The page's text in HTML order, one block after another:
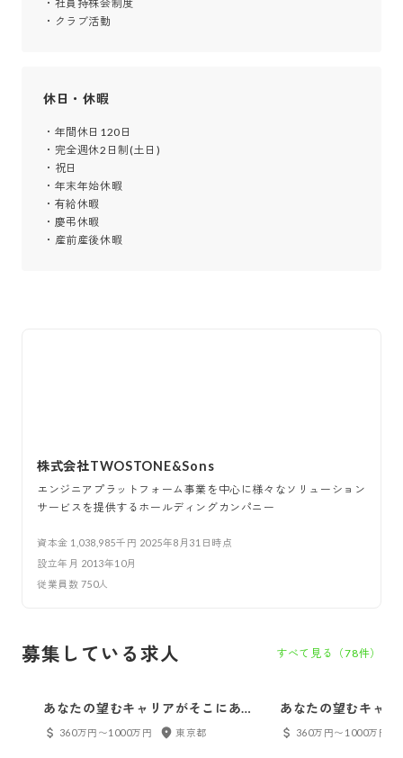
・社員持株会制度
・クラブ活動
休日・休暇
・年間休日120日
・完全週休2日制(土日)
・祝日
・年末年始休暇
・有給休暇
・慶弔休暇
・産前産後休暇
株式会社TWOSTONE&Sons
エンジニアプラットフォーム事業を中心に様々なソリューション
サービスを提供するホールディングカンパニー
資本金 1,038,985千円 2025年8月31日時点
設立年月 2013年10月
従業員数 750人
募集している求人 すべて見る（78件）
あなたの望むキャリアがそこにある
☆Javaエンジニア
360万円〜1000万円 東京都
あなたの望むキャ
☆PHPエンジニア
360万円〜1000万円